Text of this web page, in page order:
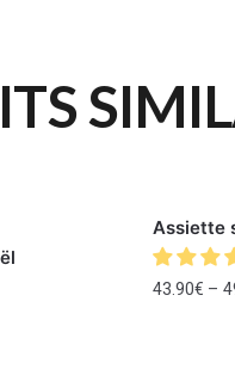
Assiette
43.90€ –